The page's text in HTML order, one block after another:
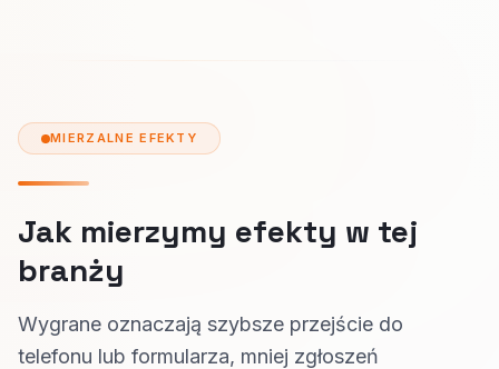
MIERZALNE EFEKTY
Jak mierzymy efekty w tej
branży
Wygrane oznaczają szybsze przejście do
telefonu lub formularza, mniej zgłoszeń